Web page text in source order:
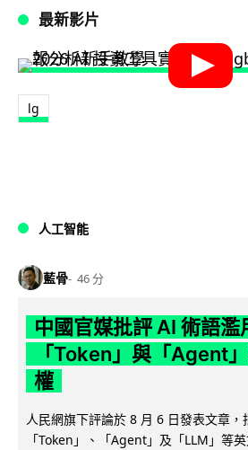
最新影片
lg
人工智能
藍骨 46 分
中國官媒批評 AI 術語
「Token」與「Agent
權
人民網旗下評論於 8 月 6 日發表文章，
「Token」、「Agent」及「LLM」等